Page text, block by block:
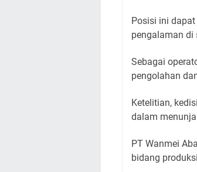
Posisi ini
pengalaman di
Sebagai
pengolahan
Ketelitian,
dalam
PT Wanmei
bidang